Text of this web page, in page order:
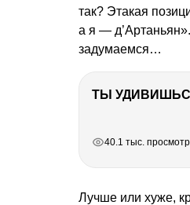
так? Этакая
а я —
задумаемся…
40.1 тыс.
Лучше или хуже,